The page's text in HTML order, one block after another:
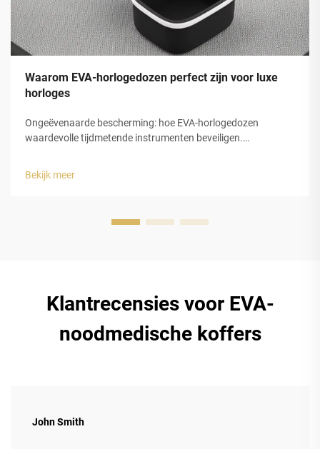
Waarom EVA-horlogedozen perfect zijn voor luxe
horloges
Ongeëvenaarde bescherming: hoe EVA-horlogedozen
waardevolle tijdmetende instrumenten beveiligen.
ethyleenvinylacetaat (EVA)-schuim biedt luxe horlogedozen
Bekijk meer
Klantrecensies voor EVA-
noodmedische koffers
John Smith